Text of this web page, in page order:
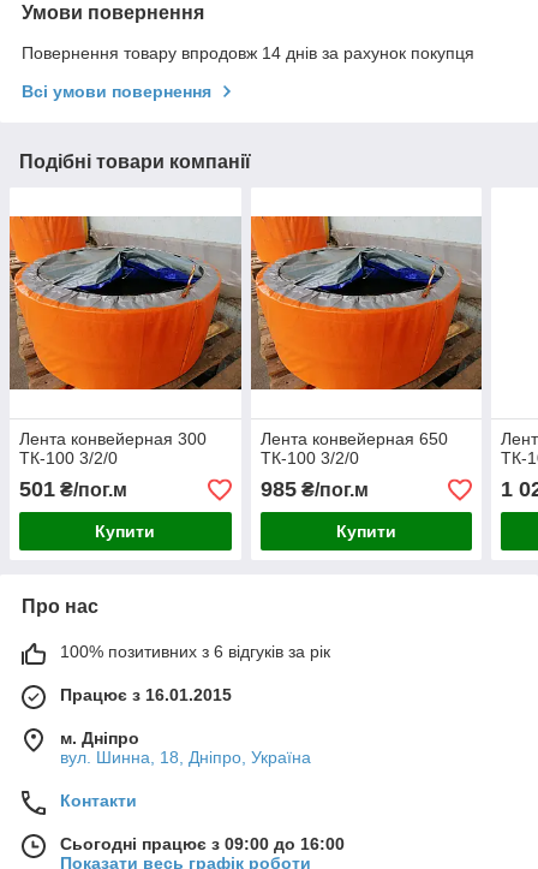
Умови повернення
Повернення товару впродовж 14 днів за рахунок покупця
Всі умови повернення
Подібні товари компанії
Лента конвейерная 300
ТК-100 3/2/0
501 ₴/пог.м
Купити
Лента конвейерная 650
ТК-100 3/2/0
985₴/пог.м
Купити
ТК-
1
Про нас
100% позитивних з 6 відгуків за рік
Працює з 16.01.2015
м. Дніпро
вул. Шинна, 18, Дніпро, Україна
Контакти
Сьогодні працює з 09:00 до 16:00
Показати весь графік роботи